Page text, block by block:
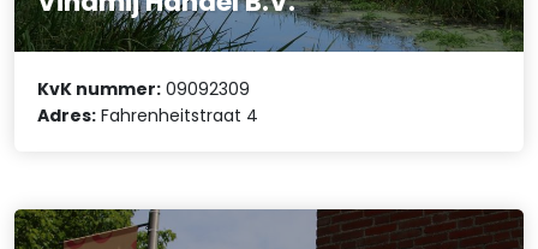
KvK nummer: 09092309
Adres: Fahrenheitstraat 4